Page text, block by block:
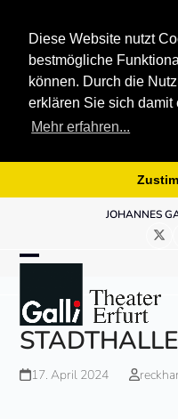
Diese Website nutzt
bestmögliche
können. Durch die
erklären Sie sich damit
Mehr erfahren...
JOHANNES
mobile
menu
mobile
menu
17. April 2024